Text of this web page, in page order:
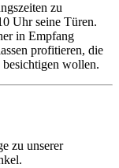
zu
Uhr seine Türen.
in Empfang
profitieren, die
wollen.
zu unserer